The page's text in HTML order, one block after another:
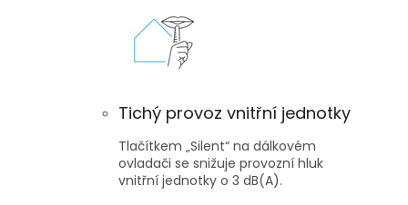
Tichý provoz vnitřní jednotky
Tlačítkem „Silent“ na dálkovém
ovladači se snižuje provozní hluk
vnitřní jednotky o 3 dB(A).